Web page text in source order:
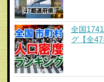
全国
グ【全47